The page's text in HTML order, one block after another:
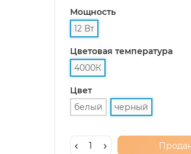
Мощность
12 Вт
Цветовая температура
4000К
Цвет
белый
черный